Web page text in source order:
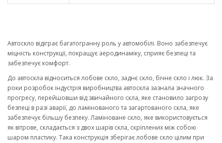
Автоскло відіграє багатогранну роль у автомобілі. Воно забезпечує
міцність конструкції, покращує аеродинаміку, сприяє безпеці та
забезпечує комфорт.
До автоскла відноситься лобове скло, заднє скло, бічне скло і люк. За
роки розробок індустрія виробництва автоскла зазнала значного
прогресу, перейшовши від звичайного скла, яке становило загрозу
безпеці в разі аварії, до ламінованого та загартованого скла, яке
забезпечує більшу безпеку. Ламіноване скло, яке використовується
як вітрове, складається з двох шарів скла, скріплених між собою
шаром пластику. Така конструкція зберігає лобове скло цілим при